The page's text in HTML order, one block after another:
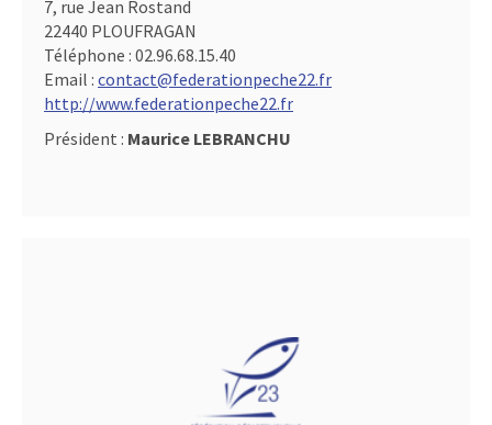
7, rue Jean Rostand
22440 PLOUFRAGAN
Téléphone : 02.96.68.15.40
Email : contact@federationpeche22.fr
http://www.federationpeche22.fr
Président : Maurice LEBRANCHU